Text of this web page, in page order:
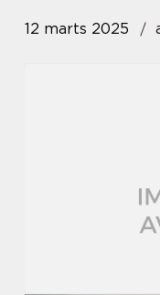
12 marts 2025